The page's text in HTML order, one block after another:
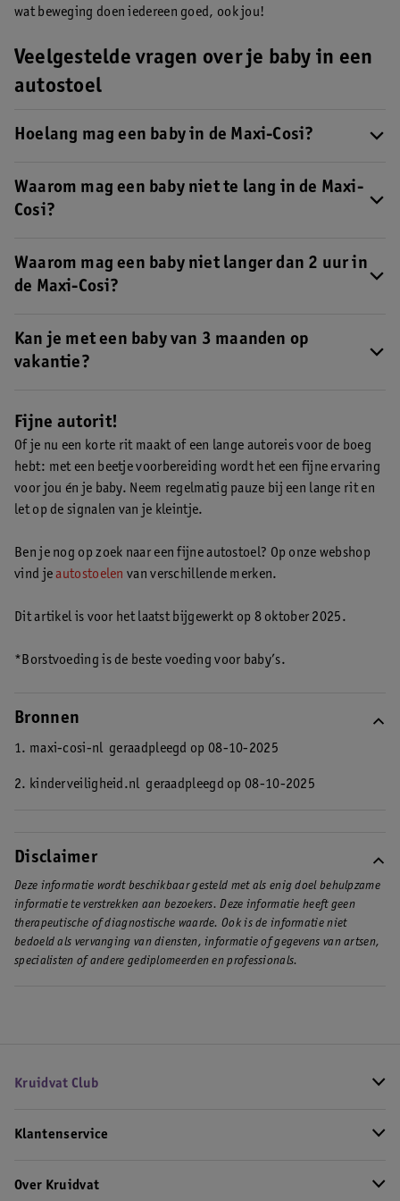
wat beweging doen iedereen goed, ook jou!
Veelgestelde vragen over je baby in een
autostoel
Hoelang mag een baby in de Maxi-Cosi?
een pasgeboren baby is 30 minuten het advies.
Waarom mag een baby niet te lang in de Maxi-
Cosi?
autostoel zit je kindje wat meer rechtop en kan je hij of zij niet
vrij bewegen.Lees hier meer over waarom je baby niet te lang in
Waarom mag een baby niet langer dan 2 uur in
de Maxi-Cosi?
wat belastend kan zijn voor de rug, nek en ademhaling. Ook is de
bewegingsruimte beperkt.
Kan je met een baby van 3 maanden op
vakantie?
hier meer over met de auto en een baby op vakantie gaan
Fijne autorit!
Of je nu een korte rit maakt of een lange autoreis voor de boeg
hebt: met een beetje voorbereiding wordt het een fijne ervaring
voor jou én je baby. Neem regelmatig pauze bij een lange rit en
let op de signalen van je kleintje.
Ben je nog op zoek naar een fijne autostoel? Op onze webshop
vind jeautostoelen van verschillende merken.
Dit artikel is voor het laatst bijgewerkt op 8 oktober 2025.
*Borstvoeding is de beste voeding voor baby’s.
Bronnen
1. maxi-cosi-nl geraadpleegd op 08-10-2025
2. kinderveiligheid.nl geraadpleegd op 08-10-2025
Disclaimer
Deze informatie wordt beschikbaar gesteld met als enig doel behulpzame
informatie te verstrekken aan bezoekers. Deze informatie heeft geen
therapeutische of diagnostische waarde. Ook is de informatie niet
bedoeld als vervanging van diensten, informatie of gegevens van artsen,
specialisten of andere gediplomeerden en professionals.
Kruidvat Club
Klantenservice
Over Kruidvat